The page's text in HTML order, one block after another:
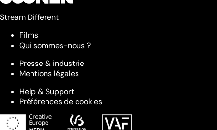
Stream Different
Films
Qui sommes-nous ?
Presse & industrie
Mentions légales
Help & Support
Préférences de cookies